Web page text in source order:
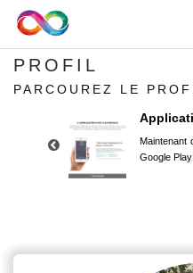
PROFIL
PARCOUREZ LE
Maintenant
Google
Google